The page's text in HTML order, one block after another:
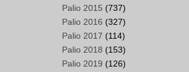
Palio 2015 (737)
Palio 2016 (327)
Palio 2017 (114)
Palio 2018 (153)
Palio 2019 (126)